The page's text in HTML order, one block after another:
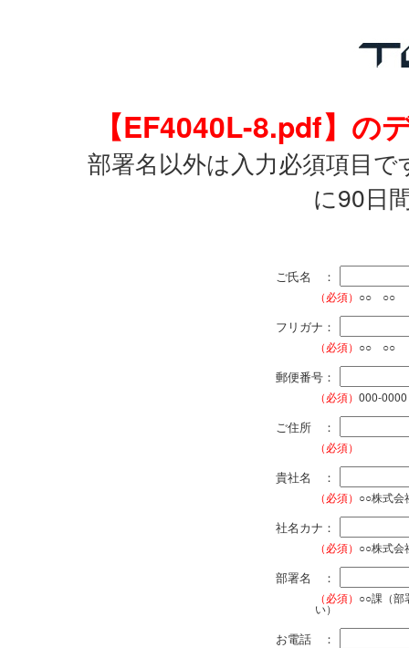
【EF4040L-8.pdf】の
部署名以外は入力必須項目
に90日
ご氏名 ：
（必須） ○○ ○○
フリガナ：
（必須） ○○ ○○
郵便番号：
（必須） 000-0000
ご住所 ：
（必須）
貴社名 ：
（必須） ○○株式会
社名カナ：
（必須） ○○株式会
部署名 ：
（必須） ○○課（部
い）
お電話 ：